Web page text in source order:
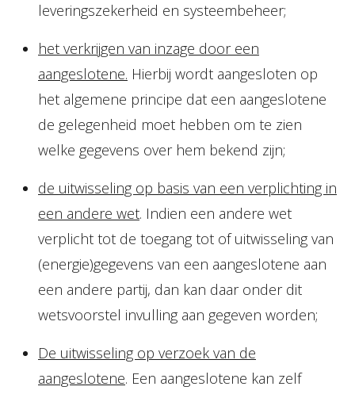
leveringszekerheid en systeembeheer;
het verkrijgen van inzage door een
aangeslotene. Hierbij wordt aangesloten op
het algemene principe dat een aangeslotene
de gelegenheid moet hebben om te zien
welke gegevens over hem bekend zijn;
de uitwisseling op basis van een verplichting in
een andere wet. Indien een andere wet
verplicht tot de toegang tot of uitwisseling van
(energie)gegevens van een aangeslotene aan
een andere partij, dan kan daar onder dit
wetsvoorstel invulling aan gegeven worden;
De uitwisseling op verzoek van de
aangeslotene. Een aangeslotene kan zelf